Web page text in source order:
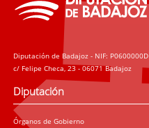
Diputación de Badajoz - NIF: P0600000D
c/ Felipe Checa, 23 - 06071 Badajoz
Diputación
Órganos de Gobierno